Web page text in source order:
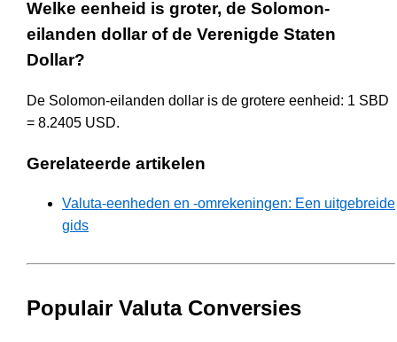
Welke eenheid is groter, de Solomon-
eilanden dollar of de Verenigde Staten
Dollar?
De Solomon-eilanden dollar is de grotere eenheid: 1 SBD
= 8.2405 USD.
Gerelateerde artikelen
Valuta-eenheden en -omrekeningen: Een uitgebreide
gids
Populair Valuta Conversies